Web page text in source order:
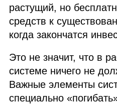
растущий, но
средств к
когда закончатся
Это не значит, что в
системе ничего не
Важные элементы
специально